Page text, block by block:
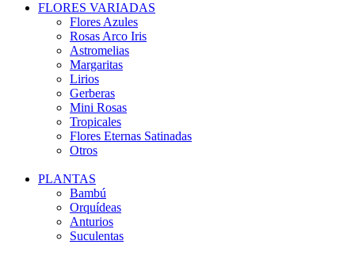
FLORES VARIADAS
Flores Azules
Rosas Arco Iris
Astromelias
Margaritas
Lirios
Gerberas
Mini Rosas
Tropicales
Flores Eternas Satinadas
Otros
PLANTAS
Bambú
Orquídeas
Anturios
Suculentas